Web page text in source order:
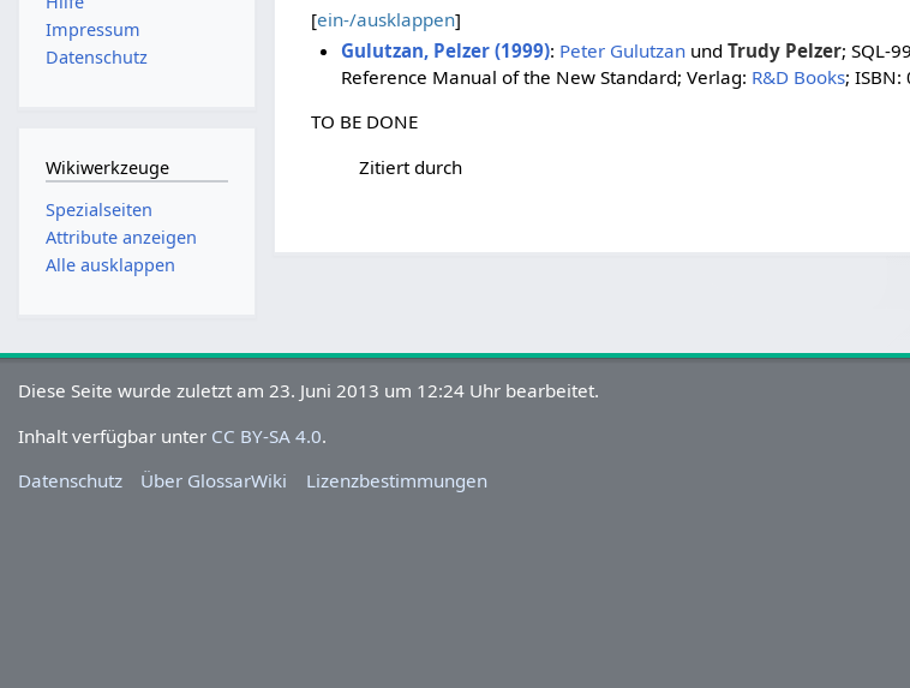
[ein-/ausklappen]
Gulutzan, Pelzer (1999): Peter Gulutzanund Trudy Pelzer; SQL-
Reference Manual of the New Standard; Verlag: R&D Books; ISBN:
TO BE DONE
Zitiert durch
Impressum
Datenschutz
Wikiwerkzeuge
Spezialseiten
Attribute anzeigen
Alle ausklappen
Diese Seite wurde zuletzt am 23. Juni 2013 um 12:24 Uhr bearbeitet.
Inhalt verfügbar unter CC BY-SA 4.0.
Datenschutz
Über GlossarWiki Lizenzbestimmungen